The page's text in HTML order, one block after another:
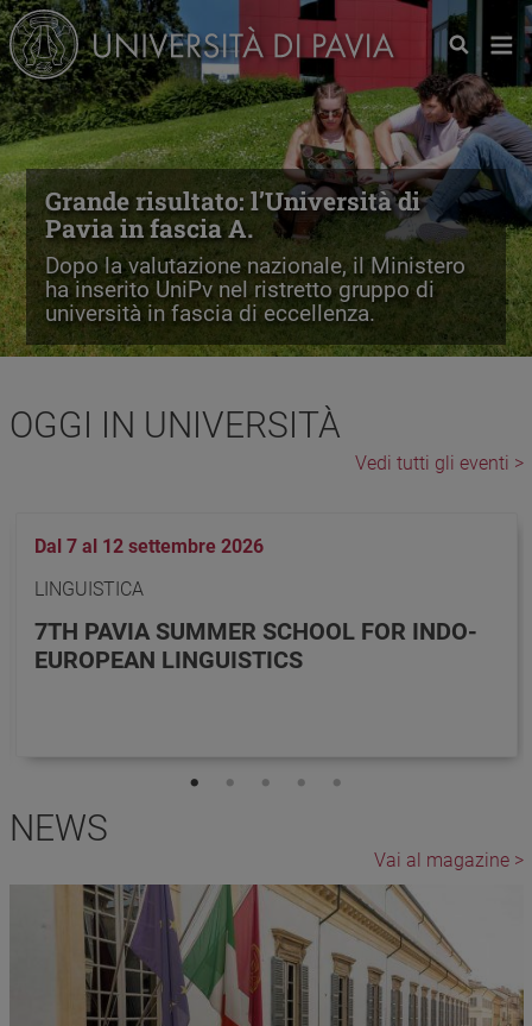
Salta al contenuto principale
Grande risultato: l’Università di
Pavia in fascia A.
Dopo la valutazione nazionale, il Ministero
ha inserito UniPv nel ristretto gruppo di
università in fascia di eccellenza.
Vedi tutti gli eventi
OGGI IN UNIVERSITÀ
Dal 7 al 12 settembre 2026
LINGUISTICA
7TH PAVIA SUMMER SCHOOL FOR INDO-
EUROPEAN LINGUISTICS
Vai al magazine
NEWS
Immagine